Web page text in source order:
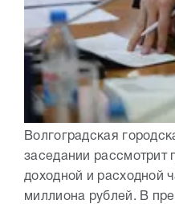
Волгоградская
заседании рассмотрит
доходной и расходной
миллиона рублей. В